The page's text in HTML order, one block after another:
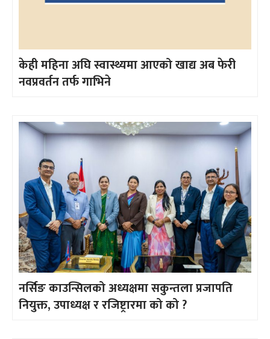
केही महिना अघि स्वास्थ्यमा आएको खाद्य अब फेरी
नवप्रवर्तन तर्फ गाभिने
नर्सिङ काउन्सिलको अध्यक्षमा सकुन्तला प्रजापति
नियुक्त, उपाध्यक्ष र रजिष्ट्रारमा को को ?